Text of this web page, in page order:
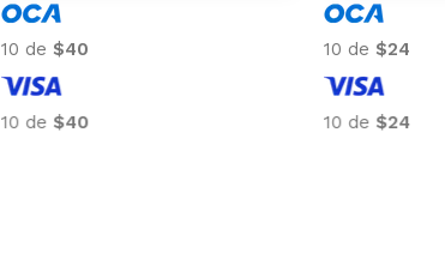
10 de $61
10 de $61
10 de $40
10 de $40